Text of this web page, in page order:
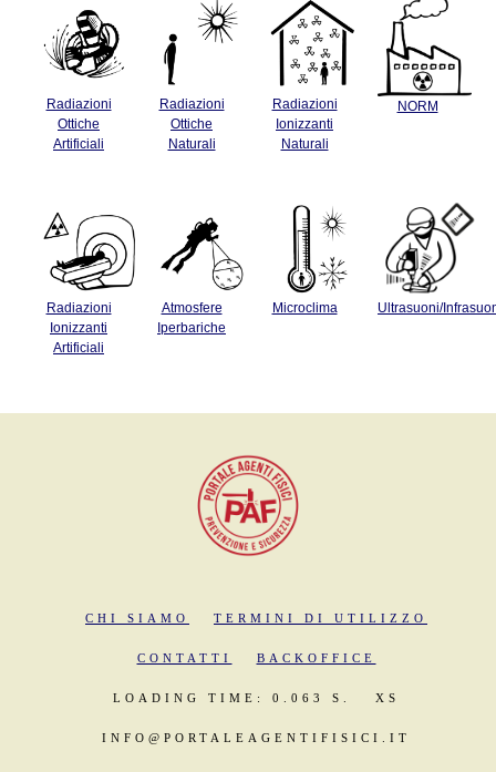
Radiazioni
Ottiche
Artificiali
Radiazioni
Ottiche
Naturali
Radiazioni
Ionizzanti
Naturali
NORM
Radiazioni
Ionizzanti
Artificiali
Atmosfere
Iperbariche
Microclima Ultrasuoni/
CHI SIAMO TERMINI DI UTILIZZO
CONTATTI BACKOFFICE
LOADING TIME: 0.063 S. XS
INFO@PORTALEAGENTIFISICI.IT